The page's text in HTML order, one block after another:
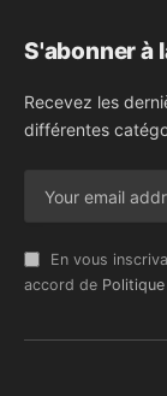
S'abonner à
Recevez les
différentes
En vous
accord de